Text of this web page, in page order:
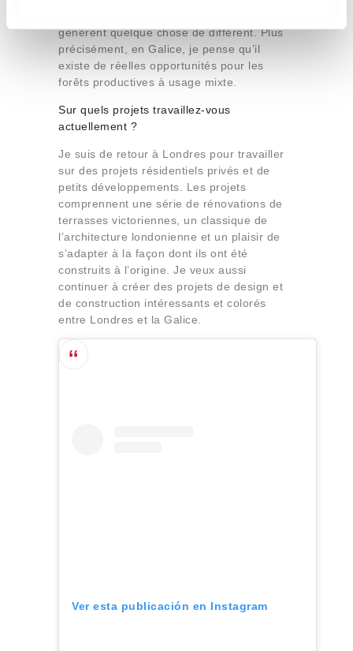
i
génèrent quelque chose de différent. Plus
précisément, en Galice, je pense qu’il
existe de réelles opportunités pour les
forêts productives à usage mixte.
Sur quels projets travaillez-vous
actuellement ?
Je suis de retour à Londres pour travailler
sur des projets résidentiels privés et de
petits développements. Les projets
comprennent une série de rénovations de
terrasses victoriennes, un classique de
l’architecture londonienne et un plaisir de
s’adapter à la façon dont ils ont été
construits à l’origine. Je veux aussi
continuer à créer des projets de design et
de construction intéressants et colorés
entre Londres et la Galice.
Ver esta publicación en Instagram